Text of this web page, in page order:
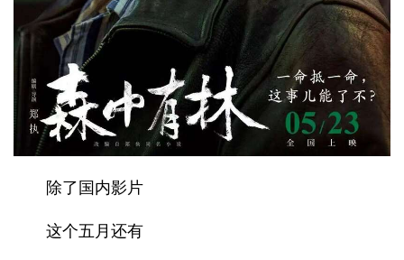
除了国内影片
这个五⽉还有